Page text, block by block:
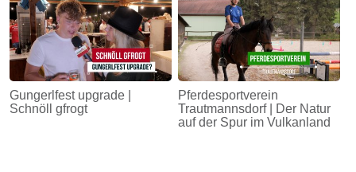
Gungerlfest upgrade |
Schnöll gfrogt
Pferdesportverein
Trautmannsdorf | Der Natur
auf der Spur im Vulkanland